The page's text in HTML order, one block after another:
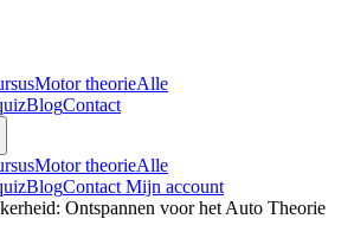
Motor theorieAlle
BlogContact
Motor theorieAlle
BlogContact Mijn account
Ontspannen voor het Auto Theorie